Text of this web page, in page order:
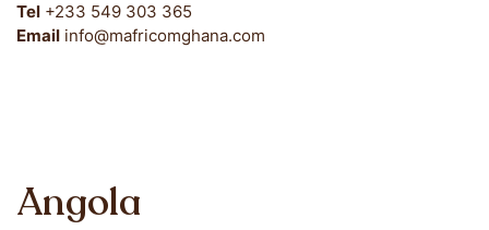
Tel +233 549 303 365
Email info@mafricomghana.com
Angola